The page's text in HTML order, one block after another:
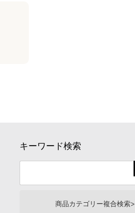
キーワード検索
商品カテゴリー複合検索>